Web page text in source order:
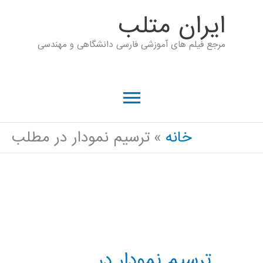
ايران متلب
مرجع فیلم های آموزشی فارسی دانشگاهی و مهندسی
فهرست
اصلی
خانه ترسیم نمودار در مطلب